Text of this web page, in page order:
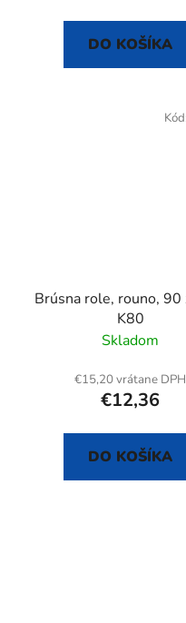
DO KOŠÍKA
Brúsna role, rouno, 90
K80
Skladom
€15,20 vrátane DPH
€12,36
DO KOŠÍKA
Kód: